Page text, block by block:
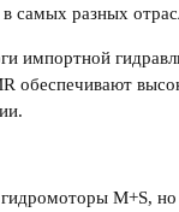
самых разных
импортной
обеспечивают
гидромоторы M+S,